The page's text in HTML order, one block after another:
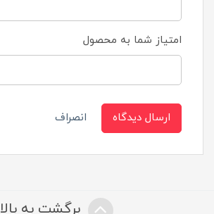
امتیاز شما به محصول
ارسال دیدگاه انصراف
برگشت به بالا